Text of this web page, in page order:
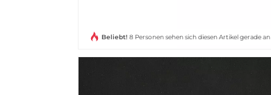
Beliebt! 8 Personen sehen sich diesen Artikel gerade an